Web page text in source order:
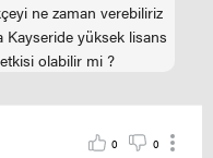
ne zaman verebiliriz
Kayseride yüksek lisans
olabilir mi ?
0 0